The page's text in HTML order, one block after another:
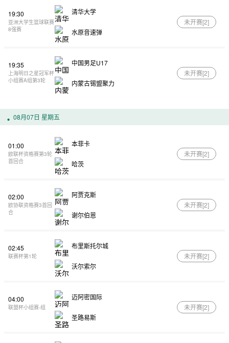
19:30
亚洲大学生篮球联赛
8强赛
清华大学
水原音速弹
未开赛[2]
19:35
上海明日之星冠军杯
小组赛A组第3轮
中国男足U17
内蒙古锡盟聚力
未开赛[2]
08月07日 星期五
01:00
欧联杯资格赛第3轮
首回合
本菲卡
哈茨
未开赛[2]
02:00
欧协联资格赛3首回
合
阿贾克斯
谢尔伯恩
未开赛[2]
02:45
联赛杯第1轮
布里斯托尔城
沃尔索尔
未开赛[2]
04:00
联盟杯小组赛-组
迈阿密国际
圣路易斯
未开赛[2]